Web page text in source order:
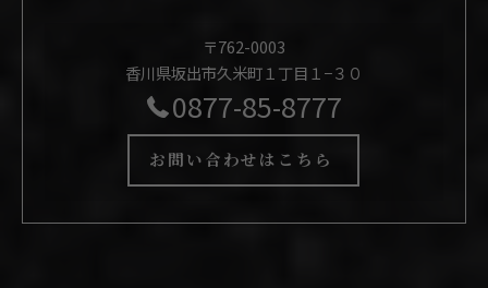
〒762-0003
香川県坂出市久米町１丁目１−３０
0877-85-8777
お問い合わせはこちら